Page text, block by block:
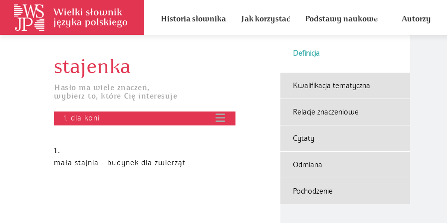
Historia słownika Jak korzystać Podstawy naukowe Autorzy
stajenka
Hasło ma wiele znaczeń,
wybierz to, które Cię interesuje
1. dla koni
Definicja
1.
mała stajnia - budynek dla zwierząt
Kwalifikacja tematyczna
Relacje znaczeniowe
Cytaty
Odmiana
Pochodzenie